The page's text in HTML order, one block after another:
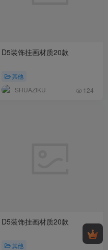
D5装饰挂画材质20款
其他
SHUAZIKU 124
D5装饰挂画材质20款
其他